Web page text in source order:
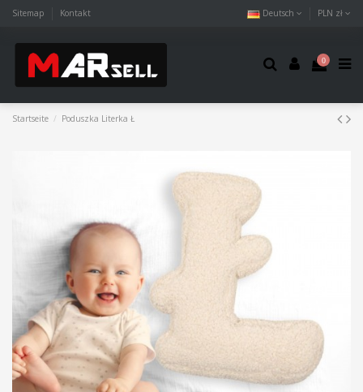
Sitemap Kontakt Deutsch PLN zł
0
Startseite Poduszka Literka Ł